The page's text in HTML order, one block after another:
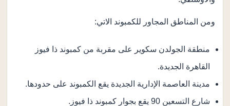
ومن المناطق المجاور للكمبوند الاتي:
منطقة الجولدن سكوير على مقربة من كمبوند ذا فيوز
القاهرة الجديدة.
مدينة العاصمة الإدارية الجديدة يقع الكمبوند على حدودها.
شارع التسعين 90 يقع بجوار كمبوند ذا فيوز.